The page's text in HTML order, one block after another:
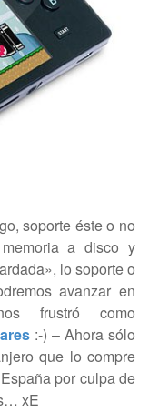
soporte éste o no
a disco y
lo soporte o
avanzar en
frustró como
:-) – Ahora sólo
que lo compre
por culpa de
xE